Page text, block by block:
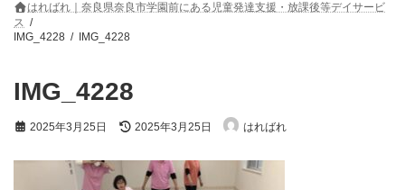
はればれ｜奈良県奈良市学園前にある児童発達支援・放課後等デイサービ
ス
IMG_4228
IMG_4228
IMG_4228
2025年3月25日
最
日
2025年3月25日 はればれ